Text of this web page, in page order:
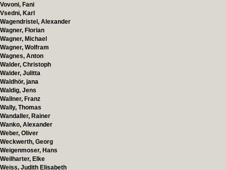
Vovoni, Fani
Vsedni, Karl
Wagendristel, Alexander
Wagner, Florian
Wagner, Michael
Wagner, Wolfram
Wagnes, Anton
Walder, Christoph
Walder, Julitta
Waldhör, jana
Waldig, Jens
Wallner, Franz
Wally, Thomas
Wandaller, Rainer
Wanko, Alexander
Weber, Oliver
Weckwerth, Georg
Weigenmoser, Hans
Weilharter, Elke
Weiss, Judith Elisabeth